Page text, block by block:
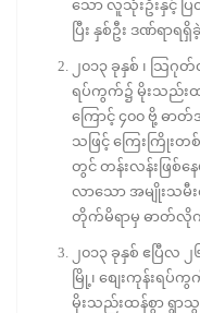
သော လူသုံးဦးနှင့် ပ
ပြီး နှစ်ဦး ဒဏ်ရာရ
၂၀၁၃ ခုနှစ် ၊ သြ
ရပ်ကွက်၌ မိုးသည်းထန်
ကြောင့် ၄၀၀ ဗို့ ဓာ
သဖြင့် ကြေးကြိုးတ
တွင် တန်းလန်းဖြစ်န
လာသော အမျိုးသမီ
တိုက်မိရာမှ ဓာတ်လို
၂၀၁၃ ခုနှစ် ဧပြီလ
မြို့၊ စျေးကုန်းရပ်
မိုးသည်းထန်စွာ ရွာသွန်